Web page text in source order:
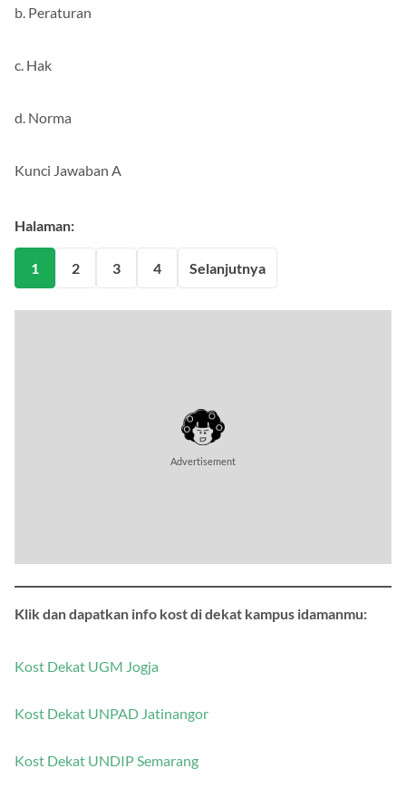
b. Peraturan
c. Hak
d. Norma
Kunci Jawaban A
Halaman:
1 2 3 4 Selanjutnya
Advertisement
Klik dan dapatkan info kost di dekat kampus idamanmu:
Kost Dekat UGM Jogja
Kost Dekat UNPAD Jatinangor
Kost Dekat UNDIP Semarang